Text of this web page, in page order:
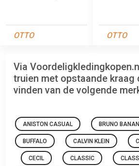
OTTO OTTO
Via
truien met opstaande kraag
vinden van de volgende
ANISTON CASUAL BRUNO
BUFFALO CALVIN KLEIN
CECIL CLASSIC